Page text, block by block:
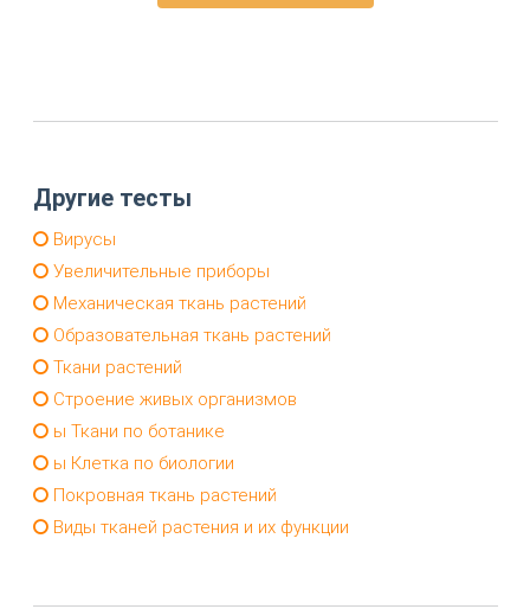
Другие тесты
Вирусы
Увеличительные приборы
Механическая ткань растений
Образовательная ткань растений
Ткани растений
Строение живых организмов
ы Ткани по ботанике
ы Клетка по биологии
Покровная ткань растений
Виды тканей растения и их функции